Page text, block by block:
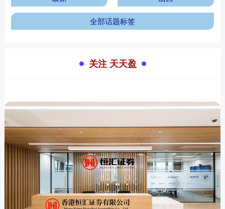
全部话题标签
关注 天天盈